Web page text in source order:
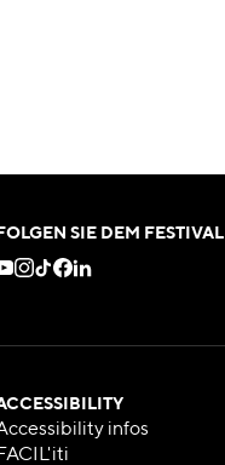
FOLGEN SIE DEM FESTIVAL
infos